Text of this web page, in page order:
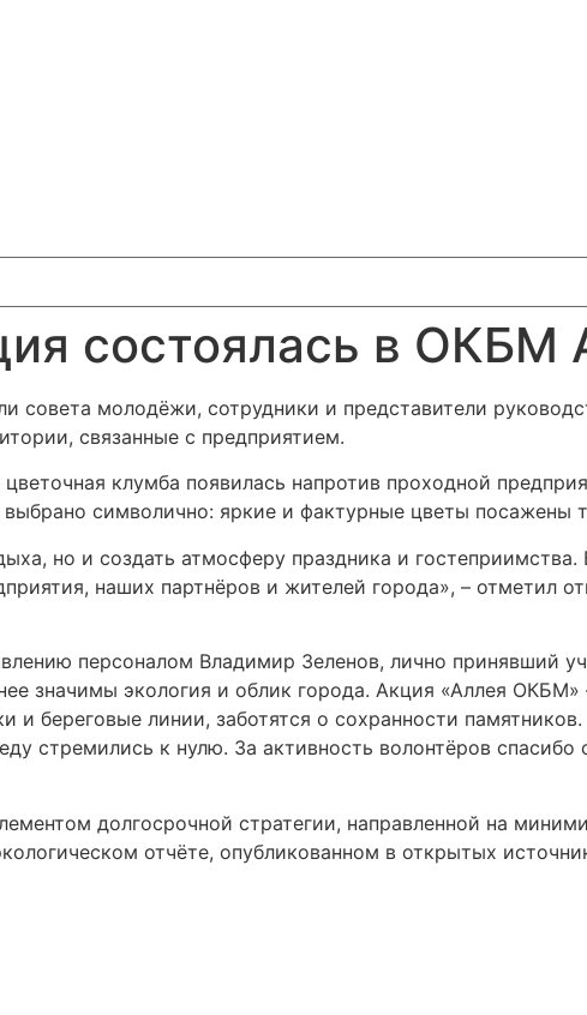
состоялась в ОКБМ
совета молодёжи, сотрудники и представители
связанные с предприятием.
клумба появилась напротив проходной
символично: яркие и фактурные цветы посажены
но и создать атмосферу праздника и
наших партнёров и жителей города», – отметил
персоналом Владимир Зеленов, лично принявший
значимы экология и облик города. Акция «Аллея
и береговые линии, заботятся о сохранности
стремились к нулю. За активность волонтёров
долгосрочной стратегии, направленной на
отчёте, опубликованном в открытых